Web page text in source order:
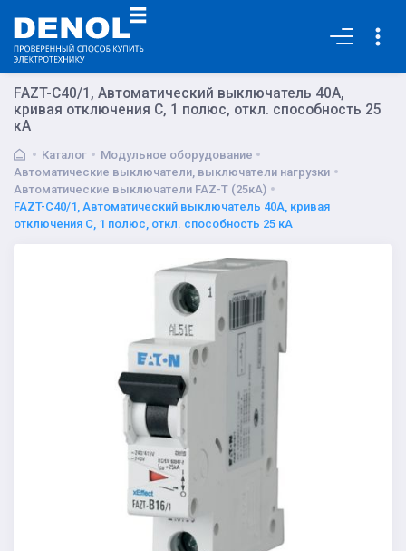
FAZT-C40/1, Автоматический выключатель 40А,
кривая отключения C, 1 полюс, откл. способность 25
кА
Каталог
Модульное оборудование
Автоматические выключатели, выключатели нагрузки
Автоматические выключатели FAZ-T (25кА)
FAZT-C40/1, Автоматический выключатель 40А, кривая
отключения C, 1 полюс, откл. способность 25 кА